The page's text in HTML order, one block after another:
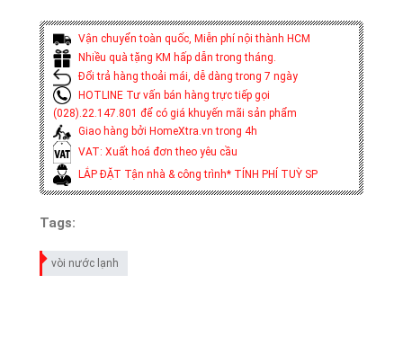
Vận chuyển toàn quốc, Miễn phí nội thành HCM
Nhiều quà tặng KM hấp dẫn trong tháng.
Đổi trả hàng thoải mái, dễ dàng trong 7 ngày
HOTLINE Tư vấn bán hàng trực tiếp gọi
(028).22.147.801 để có giá khuyến mãi sản phẩm
Giao hàng bởi HomeXtra.vn trong 4h
VAT: Xuất hoá đơn theo yêu cầu
LẮP ĐẶT Tận nhà & công trình* TÍNH PHÍ TUỲ SP
Tags:
vòi nước lạnh